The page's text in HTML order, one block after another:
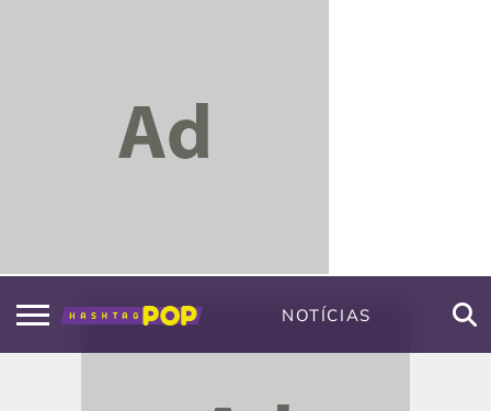
NOTÍCIAS